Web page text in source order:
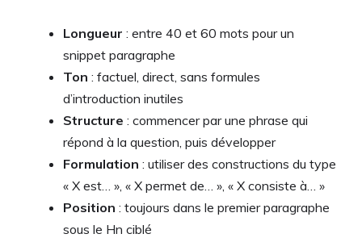
Longueur : entre 40 et 60 mots pour un
snippet paragraphe
Ton : factuel, direct, sans formules
d’introduction inutiles
Structure : commencer par une phrase qui
répond à la question, puis développer
Formulation : utiliser des constructions du type
« X est… », « X permet de… », « X consiste à… »
Position : toujours dans le premier paragraphe
sous le Hn ciblé